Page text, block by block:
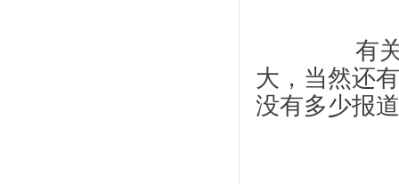
大，当然还
没有多少报